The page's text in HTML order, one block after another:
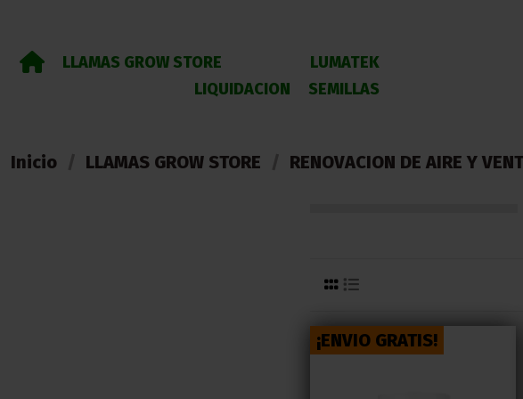
LLAMAS GROW STORE
LUMATEK
SEMILLAS
LIQUIDACION
Inicio LLAMAS GROW STORE RENOVACION DE AIRE Y
¡ENVIO GRATIS!